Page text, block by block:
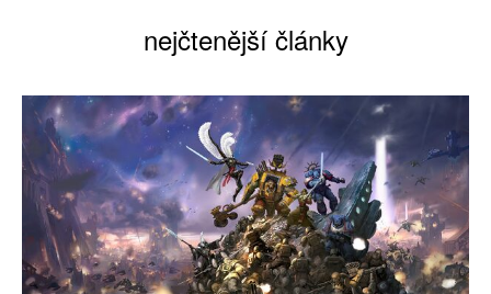
nejčtenější články